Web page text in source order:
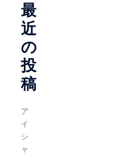
最
近
の
投
稿
ア
イ
シ
ャ